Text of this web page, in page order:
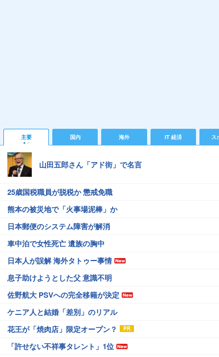
主要 国内 海外 IT 経済 ス
山田五郎さん「アド街」で名言
25歳国税職員が脱税か 懲戒免職
熊本の被災地で「火事場泥棒」か
日本郵便のシステム障害が解消
車中泊で女性死亡 遺族の胸中
日本人が誤解 海外タトゥー事情
息子助けようとした父 意識不明
佐野航大 PSVへの完全移籍が決定
ケニア人と結婚「差別」のリアル
花王が「焼肉店」限定オープン？
「許せない不祥事タレント」1位